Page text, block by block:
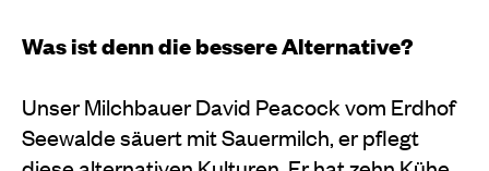
Was ist denn die bessere Alternative?
Unser Milchbauer David Peacock vom Erdhof
Seewalde säuert mit Sauermilch, er pflegt